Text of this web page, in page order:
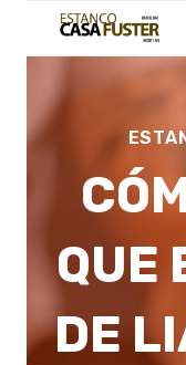
QUE
DE